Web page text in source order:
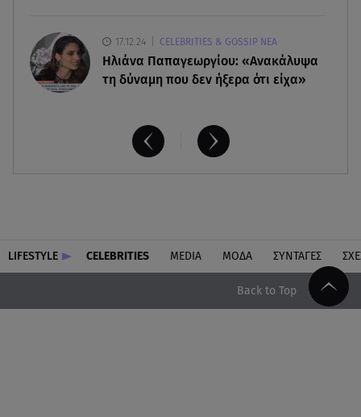
17.12.24 CELEBRITIES & GOSSIP ΝΕΑ
Ηλιάνα Παπαγεωργίου: «Ανακάλυψα
τη δύναμη που δεν ήξερα ότι είχα»
LIFESTYLE CELEBRITIES MEDIA ΜΟΔΑ ΣΥΝΤΑΓΕΣ
Back to Top